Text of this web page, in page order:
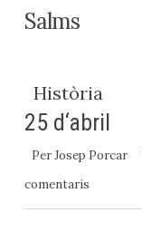
Skip
content
Salms
Història
25 d‘abril
PerJosep Porcar
comentaris